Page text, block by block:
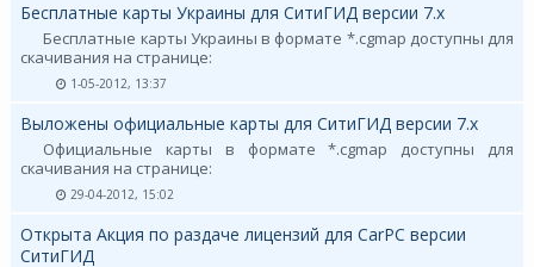
Бесплатные карты Украины для СитиГИД версии 7.х
Бесплатные карты Украины в формате *.cgmap доступны для
скачивания на странице:
1-05-2012, 13:37
Выложены официальные карты для СитиГИД версии 7.х
Официальные карты в формате *.cgmap доступны для
скачивания на странице:
29-04-2012, 15:02
Открыта Акция по раздаче лицензий для CarPC версии
СитиГИД